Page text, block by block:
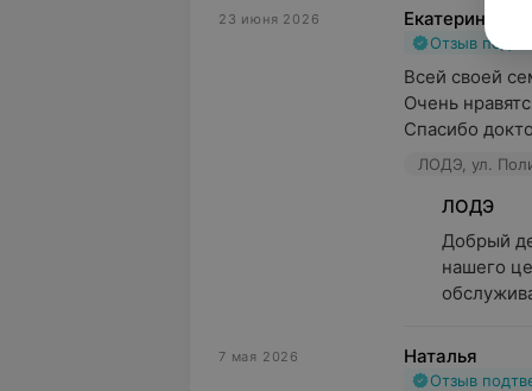
23 июня 2026 Екатерина
Отзыв
Всей своей
Очень
Спасибо
ЛОДЭ, ул.
ЛОДЭ
Добрый
нашего
7 мая 2026 Наталья
Отзыв